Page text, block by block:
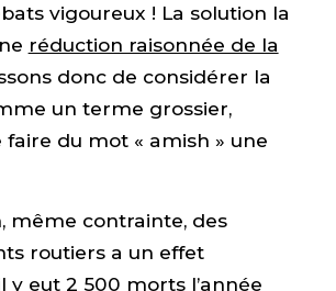
vigoureux ! La solution la
réduction raisonnée de la
donc de considérer la
un terme grossier,
faire du mot « amish » une
même contrainte, des
routiers a un effet
y eut 2 500 morts l’année